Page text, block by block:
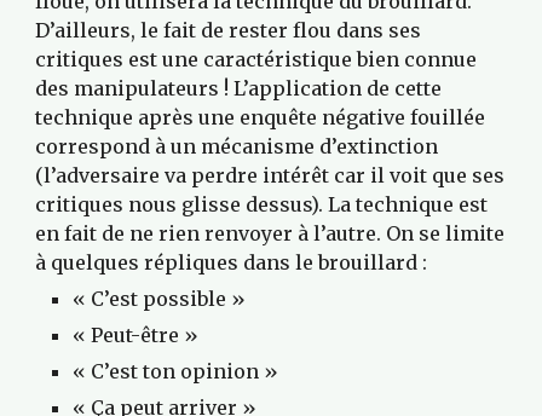
D’ailleurs, le fait de rester flou dans ses
critiques est une caractéristique bien connue
des manipulateurs ! L’application de cette
technique après une enquête négative fouillée
correspond à un mécanisme d’extinction
(l’adversaire va perdre intérêt car il voit que ses
critiques nous glisse dessus). La technique est
en fait de ne rien renvoyer à l’autre. On se limite
à quelques répliques dans le brouillard :
« C’est possible »
« Peut-être »
« C’est ton opinion »
« Ça peut arriver »